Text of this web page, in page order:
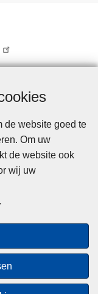
de website goed te
Om uw
de website ook
wij uw
.